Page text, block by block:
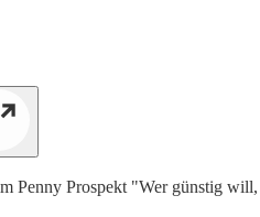
Penny Prospekt "Wer günstig will,